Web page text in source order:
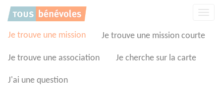
Je trouve une mission Je trouve une mission courte
Je trouve une association Je cherche sur la carte
J'ai une question
Panneau de gestion des cookies